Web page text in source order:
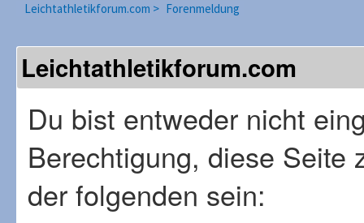
Leichtathletikforum.com > Forenmeldung
Leichtathletikforum.com
Du bist entweder nicht
Berechtigung, diese Seite
der folgenden sein: